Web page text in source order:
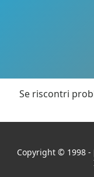
Se riscontri
Copyright © 1998